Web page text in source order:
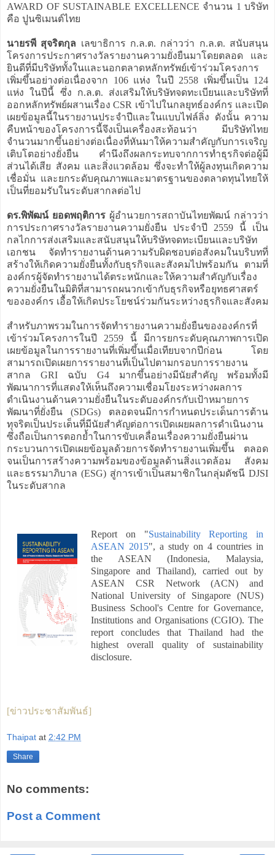
AWARD OF SUSTAINABLE EXCELLENCE จำนวน 1 บริษัท
คือ ปูนซิเมนต์ไทย
นายรพี สุจริตกุล เลขาธิการ ก.ล.ต. กล่าวว่า ก.ล.ต. สนับสนุน
โครงการประกาศรางวัลรายงานความยั่งยืนมาโดยตลอด และ
ยินดีที่มีบริษัททั้งในและนอกตลาดหลักทรัพย์เข้าร่วมโครงการ
เพิ่มขึ้นอย่างต่อเนื่องจาก 106 แห่ง ในปี 2558 เพิ่มขึ้นเป็น 124
แห่ง ในปีนี้ ซึ่ง ก.ล.ต. ส่งเสริมให้บริษัทจดทะเบียนและบริษัทที่
ออกหลักทรัพย์ผสานเรื่อง CSR เข้าไปในกลยุทธ์องค์กร และเปิด
เผยข้อมูลนี้ในรายงานประจำปีและในแบบไฟล์ลิ่ง ดังนั้น ความ
คืบหน้าของโครงการนี้จึงเป็นเครื่องสะท้อนว่า มีบริษัทไทย
จำนวนมากขึ้นอย่างต่อเนื่องที่หันมาให้ความสำคัญกับการเจริญ
เติบโตอย่างยั่งยืน คำนึงถึงผลกระทบจากการทำธุรกิจต่อผู้มี
ส่วนได้เสีย สังคม และสิ่งแวดล้อม ซึ่งจะทำให้ผู้ลงทุนเกิดความ
เชื่อมั่น และยกระดับคุณภาพและมาตรฐานของตลาดทุนไทยให้
เป็นที่ยอมรับในระดับสากลต่อไป
ดร.พิพัฒน์ ยอดพฤติการ ผู้อำนวยการสถาบันไทยพัฒน์ กล่าวว่า
การประกาศรางวัลรายงานความยั่งยืน ประจำปี 2559 นี้ เป็น
กลไกการส่งเสริมและสนับสนุนให้บริษัทจดทะเบียนและบริษัท
เอกชน จัดทำรายงานด้านความรับผิดชอบต่อสังคมในบริบทที่
สร้างให้เกิดความยั่งยืนทั้งกับธุรกิจและสังคมไปพร้อมกัน ตามที่
องค์กรผู้จัดทำรายงานได้ตระหนักและให้ความสำคัญกับเรื่อง
ความยั่งยืนในมิติที่สามารถผนวกเข้ากับธุรกิจหรือยุทธศาสตร์
ขององค์กร เอื้อให้เกิดประโยชน์ร่วมกันระหว่างธุรกิจและสังคม
สำหรับภาพรวมในการจัดทำรายงานความยั่งยืนขององค์กรที่
เข้าร่วมโครงการในปี 2559 นี้ มีการยกระดับคุณภาพการเปิด
เผยข้อมูลในการรายงานที่เพิ่มขึ้นเมื่อเทียบจากปีก่อน โดย
สามารถเปิดเผยการรายงานที่เป็นไปตามกรอบการรายงาน
สากล GRI ฉบับ G4 มากขึ้นอย่างมีนัยสำคัญ พร้อมทั้งมี
พัฒนาการที่แสดงให้เห็นถึงความเชื่อมโยงระหว่างผลการ
ดำเนินงานด้านความยั่งยืนในระดับองค์กรกับเป้าหมายการ
พัฒนาที่ยั่งยืน (SDGs) ตลอดจนมีการกำหนดประเด็นการต้าน
ทุจริตเป็นประเด็นที่มีนัยสำคัญต่อการเปิดเผยผลการดำเนินงาน
ซึ่งถือเป็นการตอกย้ำในการขับเคลื่อนเรื่องความยั่งยืนผ่าน
กระบวนการเปิดเผยข้อมูลด้วยการจัดทำรายงานเพิ่มขึ้น ตลอด
จนเป็นการสร้างความพร้อมของข้อมูลด้านสิ่งแวดล้อม สังคม
และธรรมาภิบาล (ESG) สู่การเข้าเป็นสมาชิกในกลุ่มดัชนี DJSI
ในระดับสากล
Report on "Sustainability Reporting in
ASEAN 2015", a study on 4 countries in
the ASEAN (Indonesia, Malaysia,
Singapore and Thailand), carried out by
ASEAN CSR Network (ACN) and
National University of Singapore (NUS)
Business School's Centre for Governance,
Institutions and Organisations (CGIO). The
report concludes that Thailand had the
highest overall quality of sustainability
disclosure.
[ข่าวประชาสัมพันธ์]
Thaipat at 2:42 PM
Share
No comments:
Post a Comment